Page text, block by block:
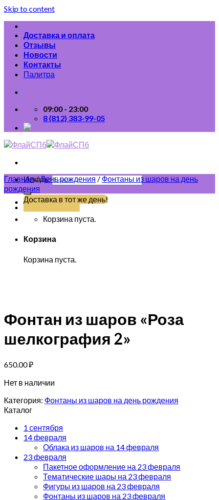
Skip to content
Доставка и оплата
Отзывы
Новости
Контакты
Палитра
09:00 - 23:00
8 (812) 383-99-05
Искать:
(812) 383-99-05
Доставка в тот же день!
Корзина пуста.
Корзина
Корзина пуста.
Главная/День рождения/Фонтаны из шаров на день
рождения
Фонтан из шаров «Роза
шелкография 2»
650.00₽
Нет в наличии
Категория: Фонтаны из шаров на день рождения
Каталог
1 сентября
14 февраля
Облака из шаров на 14 февраля
23 февраля
Пакетное оформление на 23 февраля
Тематические шары на 23 февраля
Фигуры из шаров на 23 февраля
Фонтаны из шаров на 23 февраля